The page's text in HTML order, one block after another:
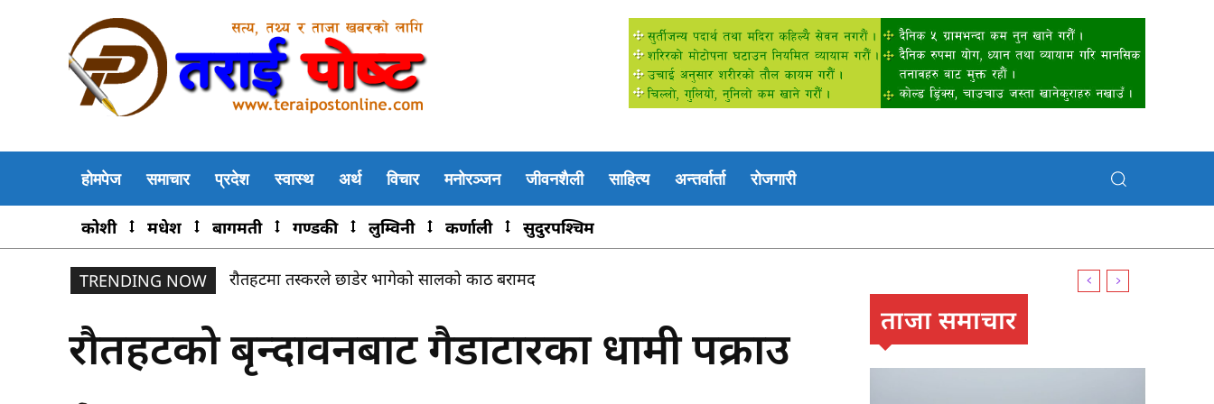
होमपेज समाचार प्रदेश स्वास्थ अर्थ विचार मनोरञ्जन जीवनशैली साहित्य अन्तर्वार्ता रोजगारी
कोशी मधेश बागमती गण्डकी लुम्विनी कर्णाली सुदुरपश्चिम
TRENDING NOW रौतहटमा तस्करले छाडेर भागेको सालको काठ बरामद
चन्द्रोदय साकोसको सप्ताहव्यापी स्वास्थ्य शिविर सम्पन्न, ४८५ जनाले लिए सेवा
रौतहटको बृन्दावनबाट गैडाटारका धामी पक्राउ ताजा समाचार